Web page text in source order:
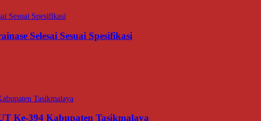
Selesai Sesuai Spesifikasi
Ke-394 Kabupaten Tasikmalaya